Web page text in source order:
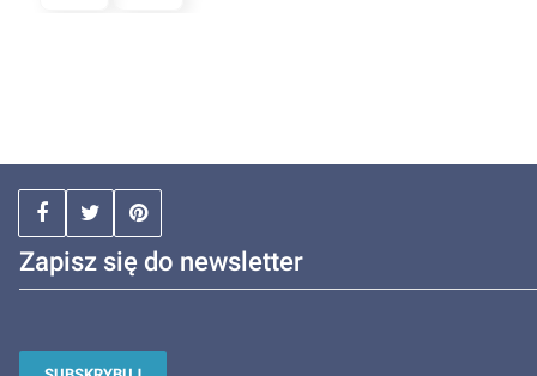
Zapisz się do newsletter